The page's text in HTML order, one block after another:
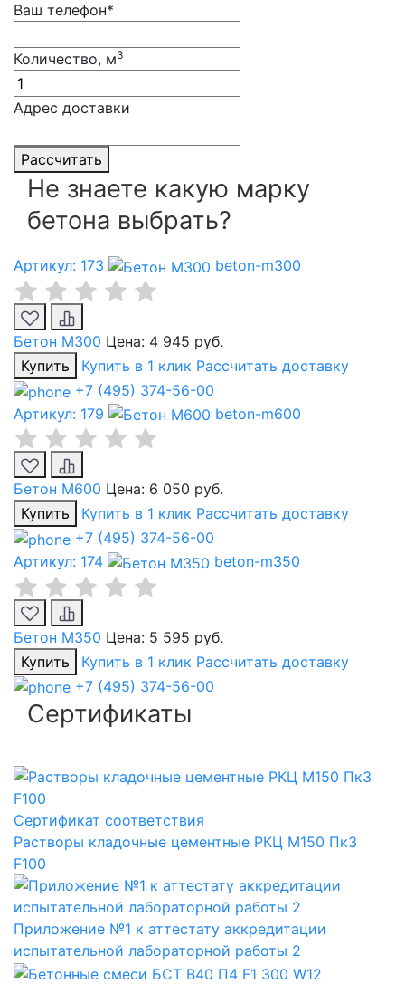
Ваш телефон*
Количество, м3
Адрес доставки
Рассчитать
Не знаете какую марку
бетона выбрать?
Артикул: 173 beton-m300
Бетон М300 Цена: 4 945 руб.
Купить
Купить в 1 клик Рассчитать доставку
+7 (495) 374-56-00
Артикул: 179
beton-m600
Бетон М600 Цена: 6 050 руб.
Купить
Купить в 1 клик Рассчитать доставку
+7 (495) 374-56-00
Артикул: 174
beton-m350
Бетон М350 Цена: 5 595 руб.
Купить
Купить в 1 клик Рассчитать доставку
+7 (495) 374-56-00
Сертификаты
Сертификат соответствия
Растворы кладочные цементные РКЦ М150 Пк3
F100
Приложение №1 к аттестату аккредитации
испытательной лабораторной работы 2